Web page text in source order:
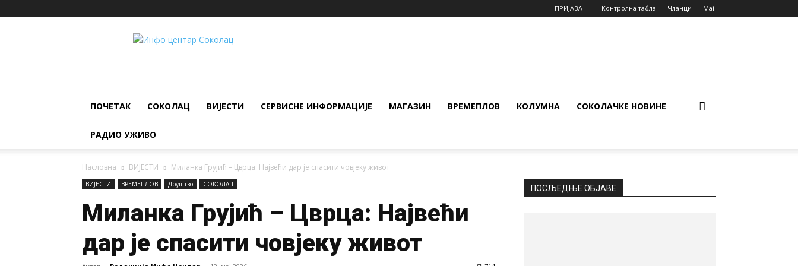
ПРИЈАВА Контролна табла Чланци Mail
ИНФО
ПОЧЕТАК СОКОЛАЦ ВИЈЕСТИ СЕРВИСНЕ ИНФОРМАЦИЈЕ МАГАЗИН ВРЕМЕПЛОВ КОЛУМНА СОКОЛАЧКЕ НОВИНЕ
РАДИО УЖИВО
Насловна ВИЈЕСТИ Миланка Грујић – Цврца: Највећи дар је спасити човјеку живот
ВИЈЕСТИ ВРЕМЕПЛОВ Друштво СОКОЛАЦ
Миланка Грујић – Цврца: Највећи
дар је спасити човјеку живот
ПОСЉЕДЊЕ ОБЈАВЕ